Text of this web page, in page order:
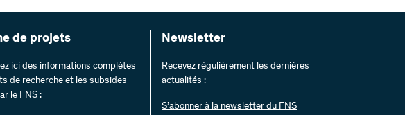
de projets
ici des informations complètes
de recherche et les subsides
le FNS :
Newsletter
Recevez régulièrement les dernières
actualités :
S’abonner à la newsletter du FNS